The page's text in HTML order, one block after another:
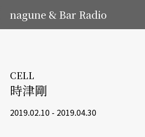
nagune & Bar Radio
CELL
時津剛
2019.02.10 - 2019.04.30